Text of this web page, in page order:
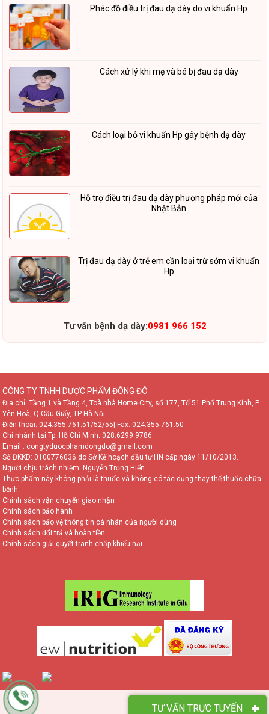
Phác đồ điều trị đau dạ dày do vi khuẩn Hp
Cách xử lý khi mẹ và bé bị đau dạ dày
Cách loại bỏ vi khuẩn Hp gây bệnh dạ dày
Hỗ trợ điều trị đau dạ dày phương pháp mới của
Nhật Bản
Trị đau dạ dày ở trẻ em cần loại trừ sớm vi khuẩn
Hp
Tư vấn bệnh dạ dày:0981 966 152
CÔNG TY TNHH DƯỢC PHẨM ĐÔNG ĐÔ
Địa chỉ: Tầng 1 và Tầng 4, Toà nhà Home City, số 177, Tổ 51 Phố Trung Kính, P.
Yên Hoà, Q.Cầu Giấy, TP Hà Nội
Điện thoại: 024.355.761.51/52/55
| Fax: 024.355.761.50
Chi nhánh tại Tp. Hồ Chí Minh: 028.6299.9786
Email : congtyduocphamdongdo@gmail.com
Số ĐKKD: 0100776036 do Sở Kế hoạch đầu tư HN cấp ngày 11/10/2013.
Người chịu trách nhiệm: Nguyễn Trọng Hiển
Thực phẩm này không phải là thuốc và không có tác dụng thay thế thuốc chữa
bệnh
Chính sách vận chuyển giao nhận
Chính sách bảo hành
Chính sách bảo vệ thông tin cá nhân của người dùng
Chính sách đổi trả và hoàn tiền
Chính sách giải quyết tranh chấp khiếu nại
TƯ VẤN TRỰC TUYẾN